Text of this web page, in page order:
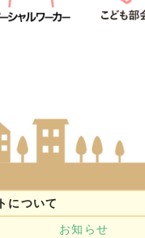
について
お知らせ